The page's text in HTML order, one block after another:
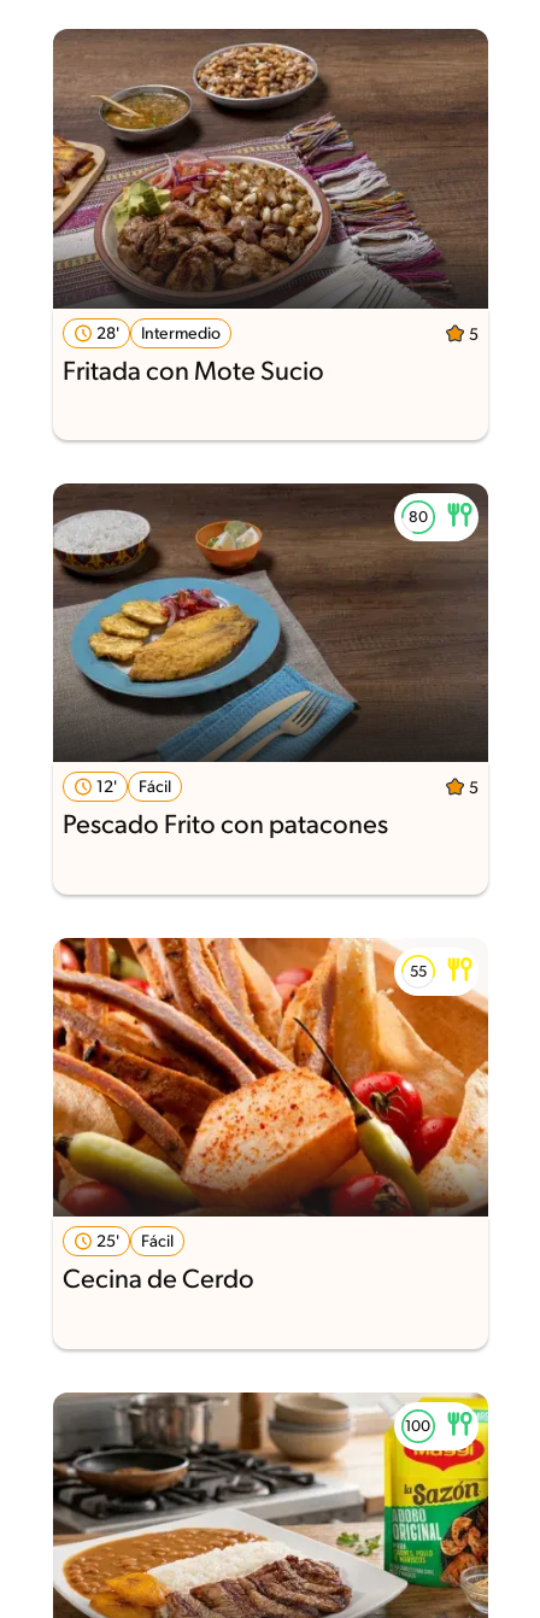
28' Intermedio 5
Fritada con Mote Sucio
12' Fácil 5
Pescado Frito con patacones
25' Fácil
Cecina de Cerdo